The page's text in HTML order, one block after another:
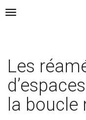
Navigation Toggle
Les
la boucle